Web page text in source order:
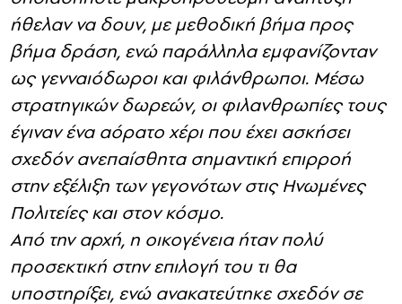
ήθελαν να δουν, με μεθοδική βήμα προς
βήμα δράση, ενώ παράλληλα εμφανίζονταν
ως γενναιόδωροι και φιλάνθρωποι. Μέσω
στρατηγικών δωρεών, οι φιλανθρωπίες τους
έγιναν ένα αόρατο χέρι που έχει ασκήσει
σχεδόν ανεπαίσθητα σημαντική επιρροή
στην εξέλιξη των γεγονότων στις Ηνωμένες
Πολιτείες και στον κόσμο.
Από την αρχή, η οικογένεια ήταν πολύ
προσεκτική στην επιλογή του τι θα
υποστηρίξει, ενώ ανακατεύτηκε σχεδόν σε